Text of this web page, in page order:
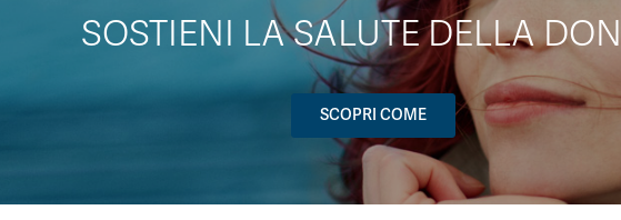
SOSTIENI LA SALUTE DELLA
SCOPRI COME